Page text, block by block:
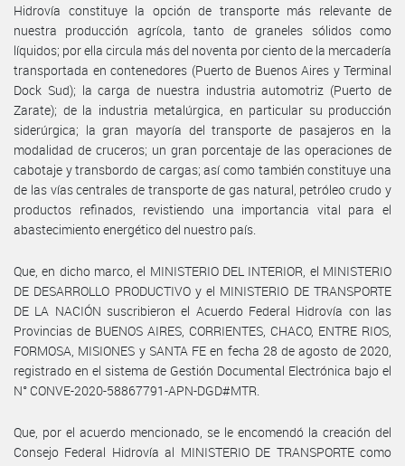
Hidrovía constituye la opción de transporte más relevante de
nuestra producción agrícola, tanto de graneles sólidos como
líquidos; por ella circula más del noventa por ciento de la mercadería
transportada en contenedores (Puerto de Buenos Aires y Terminal
Dock Sud); la carga de nuestra industria automotriz (Puerto de
Zarate); de la industria metalúrgica, en particular su producción
siderúrgica; la gran mayoría del transporte de pasajeros en la
modalidad de cruceros; un gran porcentaje de las operaciones de
cabotaje y transbordo de cargas; así como también constituye una
de las vías centrales de transporte de gas natural, petróleo crudo y
productos refinados, revistiendo una importancia vital para el
abastecimiento energético del nuestro país.
Que, en dicho marco, el MINISTERIO DEL INTERIOR, el MINISTERIO
DE DESARROLLO PRODUCTIVO y el MINISTERIO DE TRANSPORTE
DE LA NACIÓN suscribieron el Acuerdo Federal Hidrovía con las
Provincias de BUENOS AIRES, CORRIENTES, CHACO, ENTRE RIOS,
FORMOSA, MISIONES y SANTA FE en fecha 28 de agosto de 2020,
registrado en el sistema de Gestión Documental Electrónica bajo el
N° CONVE-2020-58867791-APN-DGD#MTR.
Que, por el acuerdo mencionado, se le encomendó la creación del
Consejo Federal Hidrovía al MINISTERIO DE TRANSPORTE como